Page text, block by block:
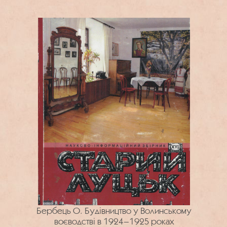
Бербець О. Будівництво у Волинському
воєводстві в 1924–1925 роках